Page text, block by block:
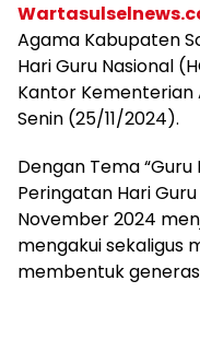
Agama Kabupaten
Hari Guru Nasional
Kantor Kementerian
Senin (25/11/2024).
Dengan Tema “Guru
Peringatan Hari
November 2024
mengakui sekaligus
membentuk